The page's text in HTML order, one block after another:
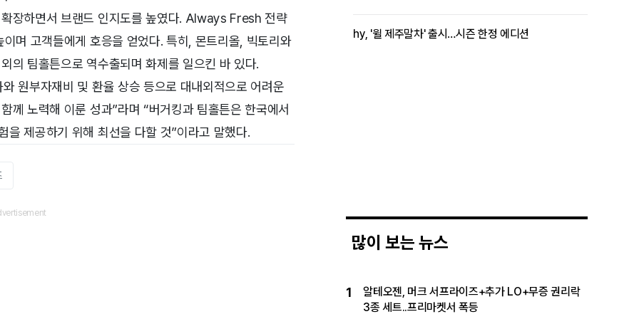
장하면서 브랜드 인지도를 높였다. Always Fresh 전략
며 고객들에게 호응을 얻었다. 특히, 몬트리올, 빅토리와
의 팀홀튼으로 역수출되며 화제를 일으킨 바 있다.
원부자재비 및 환율 상승 등으로 대내외적으로 어려운
께 노력해 이룬 성과”라며 “버거킹과 팀홀튼은 한국에서
을 제공하기 위해 최선을 다할 것”이라고 말했다.
hy, '윌 제주말차' 출시…시즌 한정 에디션
많이 보는 뉴스
1
알테오젠, 머크 서프라이즈+추가 LO+무증 권리락
3종 세트..프리마켓서 폭등